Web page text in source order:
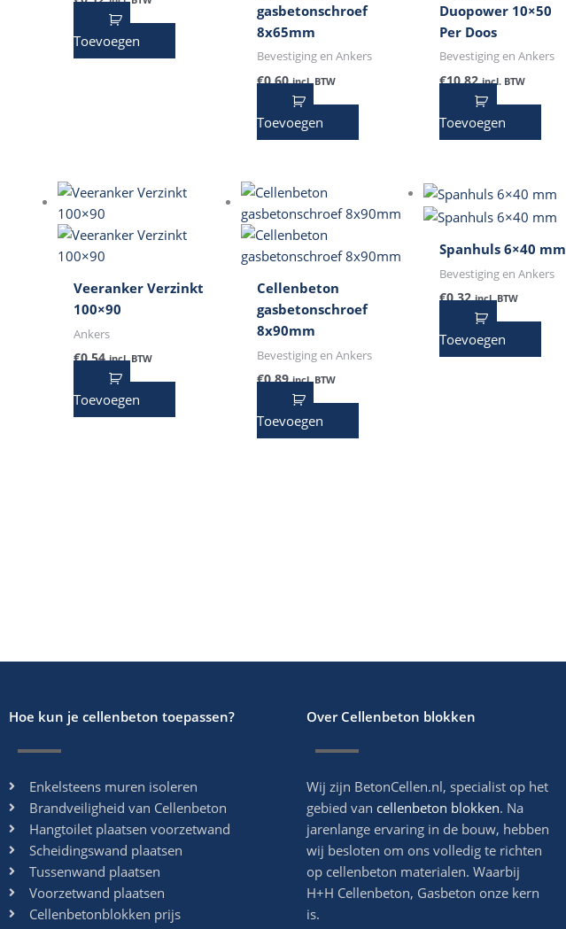
Toevoegen
gasbetonschroef
8x65mm
Bevestiging en Ankers
€0,60 incl. BTW
Toevoegen
Duopower 10×50
Per Doos
Bevestiging en Ankers
€10,82 incl. BTW
Toevoegen
Veeranker Verzinkt
100×90
Ankers
€0,54 incl. BTW
Toevoegen
Cellenbeton
gasbetonschroef
8x90mm
Bevestiging en Ankers
€0,89 incl. BTW
Toevoegen
Spanhuls 6×40 mm
Bevestiging en Ankers
€0,32 incl. BTW
Toevoegen
Hoe kun je cellenbeton toepassen?
Enkelsteens muren isoleren
Brandveiligheid van Cellenbeton
Hangtoilet plaatsen voorzetwand
Scheidingswand plaatsen
Tussenwand plaatsen
Voorzetwand plaatsen
Cellenbetonblokken prijs
Over Cellenbeton blokken
Wij zijn BetonCellen.nl, specialist op het
gebied van cellenbeton blokken. Na
jarenlange ervaring in de bouw, hebben
wij besloten om ons volledig te richten
op cellenbeton materialen. Waarbij
H+H Cellenbeton, Gasbeton onze kern
is.